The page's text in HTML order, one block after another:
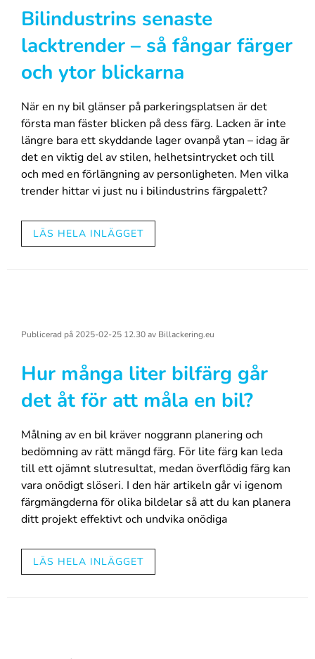
3. Effektiva polermedel
Moderna polermedel tar bort slipspår snabbt och
förenklar finishen.
4. Tejp och maskeringsmaterial av hög kvalitet
Bra maskeringsmaterial sparar tid vid avgränsningar
och minskar behovet av efterarbete.
5. Snabbtorkande klarlack
Kortare torktid gör jobbet klart snabbare och frigör
arbetsplats för nästa uppdrag.
När produkterna fungerar tillförlitligt dag efter dag
blir jobbet klart snabbare, kapaciteten ökar och
vardagen i verkstaden flyter på lättare.
Bilindustrins senaste
lacktrender – så fångar färger
och ytor blickarna
När en ny bil glänser på parkeringsplatsen är det
första man fäster blicken på dess färg. Lacken är inte
längre bara ett skyddande lager ovanpå ytan – idag är
det en viktig del av stilen, helhetsintrycket och till
och med en förlängning av personligheten. Men vilka
trender hittar vi just nu i bilindustrins färgpalett?
Djärva färger gör comeback
färgen. Om du vill ha en bil som sticker ut i
än den vanliga ”business-grå”.
En yta som lever med ljuset
Pärlemor- och metalliclack har länge synts i
gatubilden. Bland de senaste nyanserna finns inslag
av krom, candy och till och med kameleonteffekt.
Dessa får bilen att likna ett föränderligt konstverk. En
och samma bil kan se ljus ut i morgonsolen, men
mörkt djup i gatlyktornas sken på kvällen. Detta
premiumklassen, men syns småningom även på mer
prisvänliga modeller.
matt eller satinfinish ett utmärkt val. De ger bilen en
LÄS HELA INLÄGGET
Publicerad på 2025-02-25 12.30av Billackering.eu
Hur många liter bilfärg går
det åt för att måla en bil?
Målning av en bil kräver noggrann planering och
bedömning av rätt mängd färg. För lite färg kan leda
till ett ojämnt slutresultat, medan överflödig färg kan
vara onödigt slöseri. I den här artikeln går vi igenom
färgmängderna för olika bildelar så att du kan planera
ditt projekt effektivt och undvika onödiga
Färgförbrukning för olika
yta och former. Från listan nedan ser du de
LÄS HELA INLÄGGET